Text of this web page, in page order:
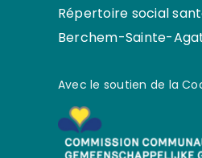
Répertoire social
Berchem-Sainte-
Avec le soutien de la